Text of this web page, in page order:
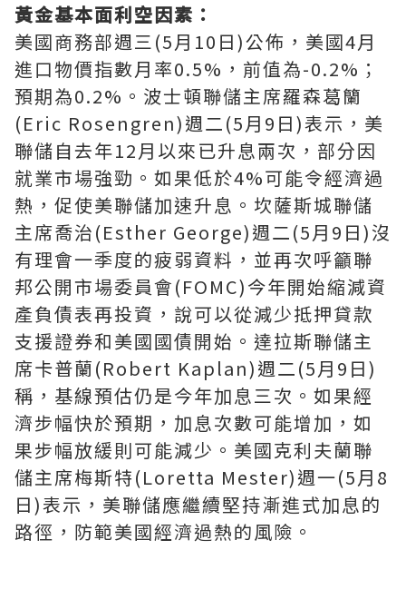
黃金基本面利空因素：
美國商務部週三(5月10日)公佈，美國4月
進口物價指數月率0.5%，前值為-0.2%；
預期為0.2%。波士頓聯儲主席羅森葛籣
(Eric Rosengren)週二(5月9日)表示，美
聯儲自去年12月以來已升息兩次，部分因
就業市場強勁。如果低於4%可能令經濟過
熱，促使美聯儲加速升息。坎薩斯城聯儲
主席喬治(Esther George)週二(5月9日)沒
有理會一季度的疲弱資料，並再次呼籲聯
邦公開市場委員會(FOMC)今年開始縮減資
產負債表再投資，說可以從減少抵押貸款
支援證券和美國國債開始。達拉斯聯儲主
席卡普蘭(Robert Kaplan)週二(5月9日)
稱，基線預估仍是今年加息三次。如果經
濟步幅快於預期，加息次數可能增加，如
果步幅放緩則可能減少。美國克利夫蘭聯
儲主席梅斯特(Loretta Mester)週一(5月8
日)表示，美聯儲應繼續堅持漸進式加息的
路徑，防範美國經濟過熱的風險。